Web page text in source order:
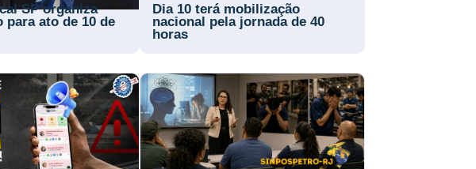
SP organiza
para ato de 10 de
Dia 10 terá mobilização
nacional pela jornada de 40
horas